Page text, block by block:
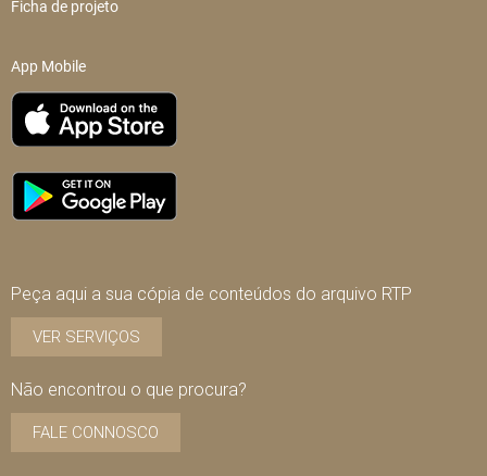
Ficha de projeto
App Mobile
Peça aqui a sua cópia de conteúdos do arquivo RTP
VER SERVIÇOS
Não encontrou o que procura?
FALE CONNOSCO